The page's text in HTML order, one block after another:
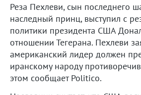
Реза Пехлеви, сын последнего
наследный принц, выступил с
политики президента США
отношении Тегерана. Пехлеви
американский лидер должен
иранскому народу
этом сообщает Politico.